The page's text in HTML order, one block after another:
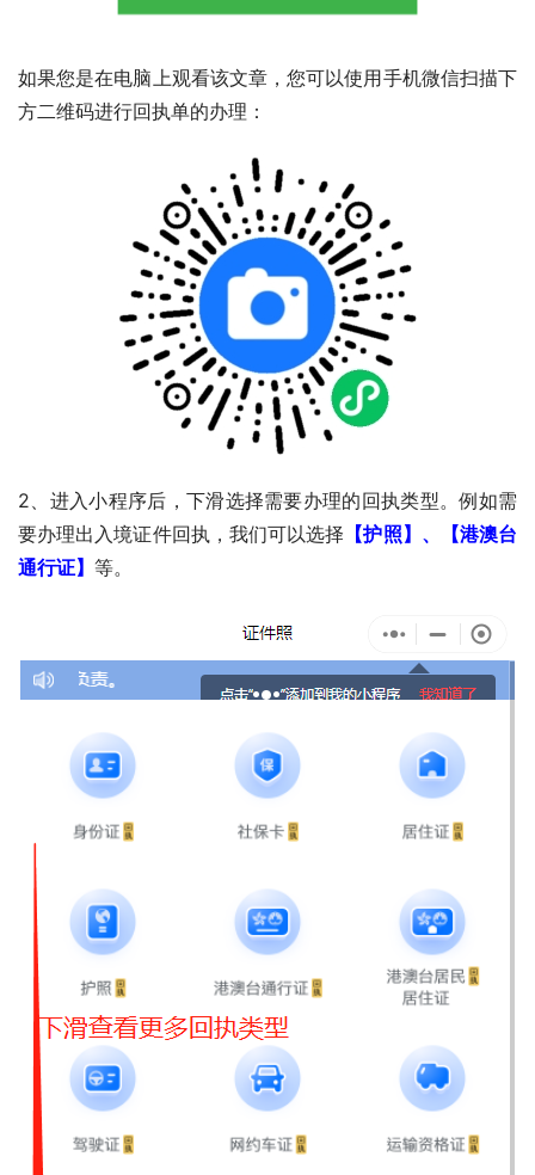
如果您是在电脑上观看该文章，您可以使用手机微信扫描下
方二维码进行回执单的办理：
2、进入小程序后，下滑选择需要办理的回执类型。例如需
要办理出入境证件回执，我们可以选择 【护照】、【港澳台
通行证】 等。